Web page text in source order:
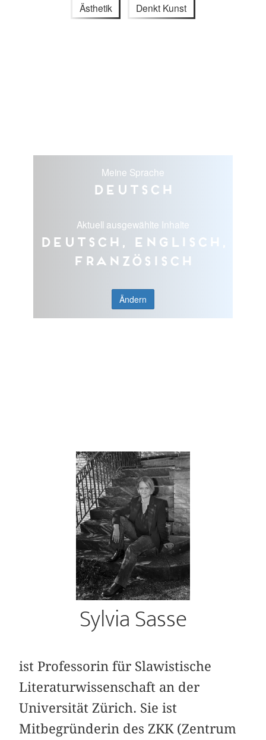
Ästhetik Denkt Kunst
Meine Sprache
Deutsch
Aktuell ausgewählte Inhalte
Deutsch, Englisch,
Französisch
Ändern
Sylvia Sasse
ist Professorin für Slawistische
Literaturwissenschaft an der
Universität Zürich. Sie ist
Mitbegründerin des ZKK (Zentrum